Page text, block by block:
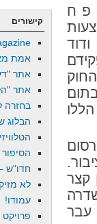
פ ח
קצר
עבר
קישורים
אמת
אתר
אתר
בחזרה
הבלוג
חדו"ש
לא
עמודו!
פרויקט